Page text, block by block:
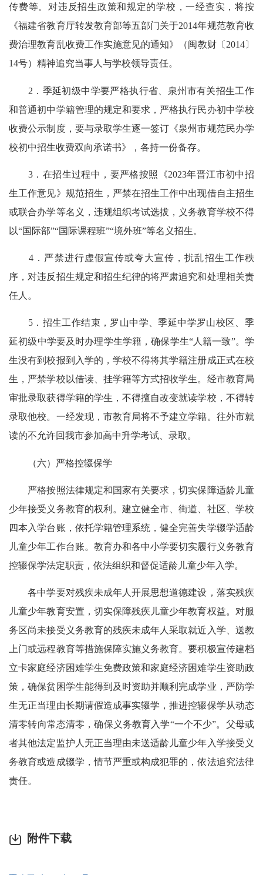
传费等。对违反招生政策和规定的学校，一经查实，将按
《福建省教育厅转发教育部等五部门关于2014年规范教育收
费治理教育乱收费工作实施意见的通知》（闽教财〔2014〕
14号）精神追究当事人与学校领导责任。
2．季延初级中学要严格执行省、泉州市有关招生工作
和普通初中学籍管理的规定和要求，严格执行民办初中学校
收费公示制度，要与录取学生逐一签订《泉州市规范民办学
校初中招生收费双向承诺书》，各持一份备存。
3．在招生过程中，要严格按照《2023年晋江市初中招
生工作意见》规范招生，严禁在招生工作中出现借自主招生
或联合办学等名义，违规组织考试选拔，义务教育学校不得
以“国际部”“国际课程班”“境外班”等名义招生。
4．严禁进行虚假宣传或夸大宣传，扰乱招生工作秩
序，对违反招生规定和招生纪律的将严肃追究和处理相关责
任人。
5．招生工作结束，罗山中学、季延中学罗山校区、季
延初级中学要及时办理学生学籍，确保学生“人籍一致”。学
生没有到校报到入学的，学校不得将其学籍注册成正式在校
生，严禁学校以借读、挂学籍等方式招收学生。经市教育局
审批录取获得学籍的学生，不得擅自改变就读学校，不得转
录取他校。一经发现，市教育局将不予建立学籍。往外市就
读的不允许回我市参加高中升学考试、录取。
（六）严格控辍保学
严格按照法律规定和国家有关要求，切实保障适龄儿童
少年接受义务教育的权利。建立健全市、街道、社区、学校
四本入学台账，依托学籍管理系统，健全完善失学辍学适龄
儿童少年工作台账。教育办和各中小学要切实履行义务教育
控辍保学法定职责，依法组织和督促适龄儿童少年入学。
各中学要对残疾未成年人开展思想道德建设，落实残疾
儿童少年教育安置，切实保障残疾儿童少年教育权益。对服
务区尚未接受义务教育的残疾未成年人采取就近入学、送教
上门或远程教育等措施保障实施义务教育。要积极宣传建档
立卡家庭经济困难学生免费政策和家庭经济困难学生资助政
策，确保贫困学生能得到及时资助并顺利完成学业，严防学
生无正当理由长期请假造成事实辍学，推进控辍保学从动态
清零转向常态清零，确保义务教育入学“一个不少”。父母或
者其他法定监护人无正当理由未送适龄儿童少年入学接受义
务教育或造成辍学，情节严重或构成犯罪的，依法追究法律
责任。
附件下载